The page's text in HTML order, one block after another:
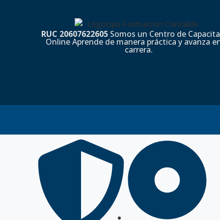
RUC 20607622605 Somos un Centro de
Online Aprende de manera práctica y avanza
carrera.